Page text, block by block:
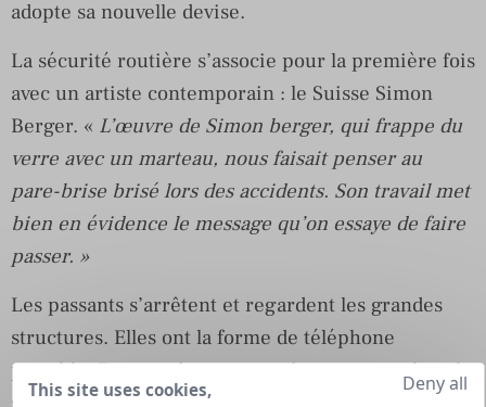
adopte sa nouvelle devise.
La sécurité routière s’associe pour la première fois
avec un artiste contemporain : le Suisse Simon
Berger. « L’œuvre de Simon berger, qui frappe du
verre avec un marteau, nous faisait penser au
pare-brise brisé lors des accidents. Son travail met
bien en évidence le message qu’on essaye de faire
passer. »
Les passants s’arrêtent et regardent les grandes
structures. Elles ont la forme de téléphone
portable. Dessus, des noms et des messages banals
This site uses cookies,
Deny all